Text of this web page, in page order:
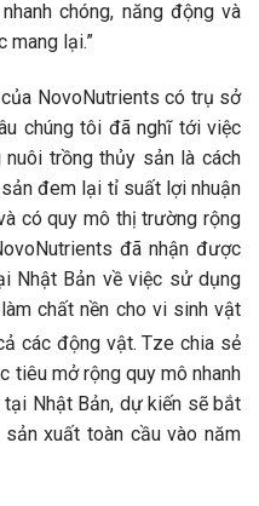
chóng, năng động và
mang lại.”
NovoNutrients có trụ sở
chúng tôi đã nghĩ tới việc
trồng thủy sản là cách
đem lại tỉ suất lợi nhuận
có quy mô thị trường rộng
đã nhận được
Nhật Bản về việc sử dụng
làm chất nền cho vi sinh vật
các động vật. Tze chia sẻ
tiêu mở rộng quy mô nhanh
Nhật Bản, dự kiến sẽ bắt
xuất toàn cầu vào năm